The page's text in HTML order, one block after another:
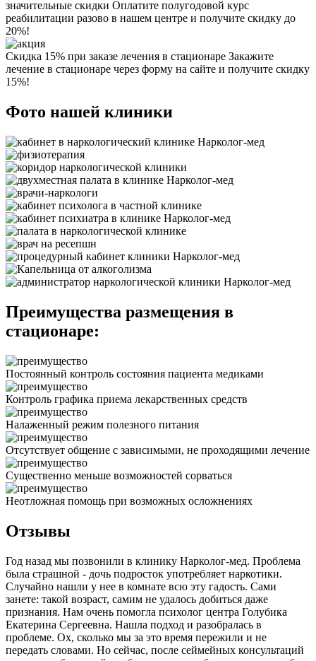
значительные скидки Оплатите полугодовой курс
реабилитации разово в нашем центре и получите скидку до
20%!
Скидка 15% при заказе лечения в стационаре Закажите
лечение в стационаре через форму на сайте и получите скидку
15%!
Фото нашей клиники
Преимущества размещения в
стационаре:
Постоянный контроль состояния пациента медиками
Контроль графика приема лекарственных средств
Налаженный режим полезного питания
Отсутствует общение с зависимыми, не проходящими лечение
Существенно меньше возможностей сорваться
Неотложная помощь при возможных осложнениях
Отзывы
Год назад мы позвонили в клинику Нарколог-мед. Проблема
была страшной - дочь подросток употребляет наркотики.
Случайно нашли у нее в комнате всю эту гадость. Сами
занете: такой возраст, самим не удалось добиться даже
признания. Нам очень помогла психолог центра Голубика
Екатерина Сергеевна. Нашла подход и разобралась в
проблеме. Ох, сколько мы за это время пережили и не
передать словами. Но сейчас, после сеймейных консультаций